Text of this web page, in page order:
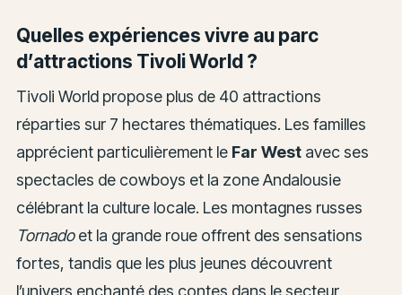
Quelles expériences vivre au parc
d’attractions Tivoli World ?
Tivoli World propose plus de 40 attractions
réparties sur 7 hectares thématiques. Les familles
apprécient particulièrement le Far Westavec ses
spectacles de cowboys et la zone Andalousie
célébrant la culture locale. Les montagnes russes
Tornadoet la grande roue offrent des sensations
fortes, tandis que les plus jeunes découvrent
l’univers enchanté des contes dans le secteur